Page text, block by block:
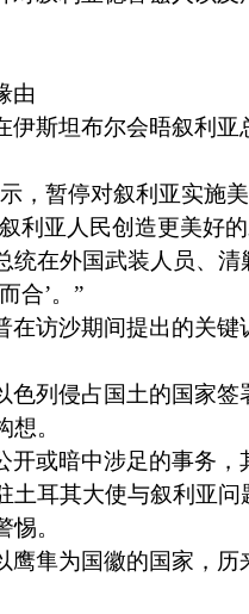
由
伊斯坦布尔会晤叙利
，暂停对叙利亚实施
利亚人民创造更美好
统在外国武装人员、
合’。”
在访沙期间提出的关
色列侵占国土的国家
。
开或暗中涉足的事务
土耳其大使与叙利亚
惕。
鹰隼为国徽的国家，